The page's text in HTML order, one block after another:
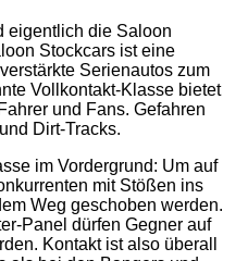
eigentlich die Saloon
Stockcars ist eine
Serienautos zum
Vollkontakt-Klasse bietet
und Fans. Gefahren
Dirt-Tracks.
im Vordergrund: Um auf
mit Stößen ins
Weg geschoben werden.
Panel dürfen Gegner auf
Kontakt ist also überall